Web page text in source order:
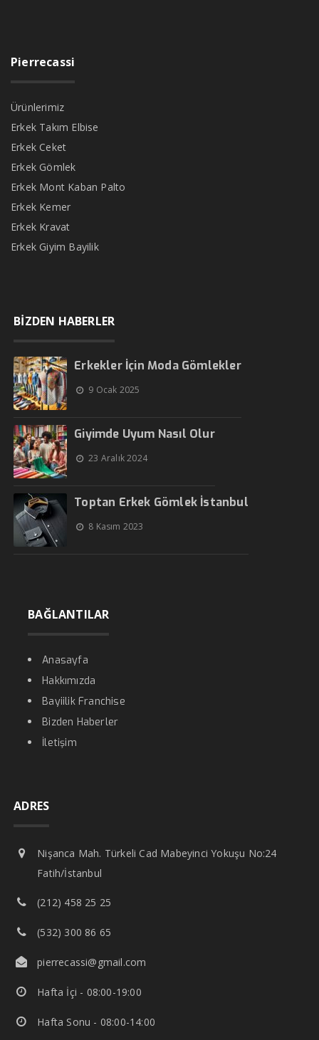
Pierrecassi
Ürünlerimiz
Erkek Takım Elbise
Erkek Ceket
Erkek Gömlek
Erkek Mont Kaban Palto
Erkek Kemer
Erkek Kravat
Erkek Giyim Bayilik
BİZDEN HABERLER
Erkekler İçin Moda Gömlekler
9 Ocak 2025
Giyimde Uyum Nasıl Olur
23 Aralık 2024
Toptan Erkek Gömlek İstanbul
8 Kasım 2023
BAĞLANTILAR
Anasayfa
Hakkımızda
Bayiilik Franchise
Bizden Haberler
İletişim
ADRES
Nişanca Mah. Türkeli Cad Mabeyinci Yokuşu No:24
Fatih/İstanbul
(212) 458 25 25
(532) 300 86 65
pierrecassi@gmail.com
Hafta İçi - 08:00-19:00
Hafta Sonu - 08:00-14:00